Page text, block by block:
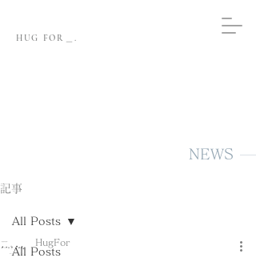
HUG FOR＿.
NEWS
記事
All Posts
All Posts
HugFor